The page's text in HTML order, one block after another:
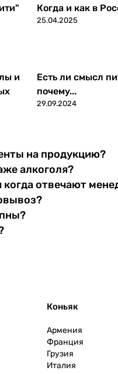
Когда и как в
25.04.2025
и
Есть ли смысл
почему...
29.09.2024
на продукцию?
алкоголя?
когда отвечают
Коньяк
Армения
Франция
Грузия
Италия